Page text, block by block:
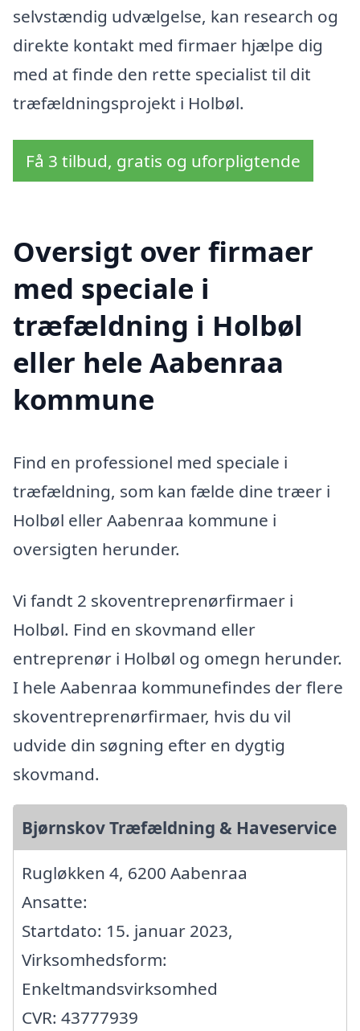
selvstændig udvælgelse, kan research og
direkte kontakt med firmaer hjælpe dig
med at finde den rette specialist til dit
træfældningsprojekt i Holbøl.
Få 3 tilbud, gratis og uforpligtende
Oversigt over firmaer
med speciale i
træfældning i Holbøl
eller hele Aabenraa
kommune
Find en professionel med speciale i
træfældning, som kan fælde dine træer i
Holbøl eller Aabenraa kommune i
oversigten herunder.
Vi fandt 2 skoventreprenørfirmaer i
Holbøl. Find en skovmand eller
entreprenør i Holbøl og omegn herunder.
I hele Aabenraa kommunefindes der flere
skoventreprenørfirmaer, hvis du vil
udvide din søgning efter en dygtig
skovmand.
Bjørnskov Træfældning & Haveservice
Rugløkken 4, 6200 Aabenraa
Ansatte:
Startdato: 15. januar 2023,
Virksomhedsform:
Enkeltmandsvirksomhed
CVR: 43777939